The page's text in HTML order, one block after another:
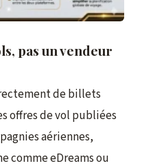
pas un vendeur
de billets
offres de vol publiées
aériennes,
comme eDreams ou